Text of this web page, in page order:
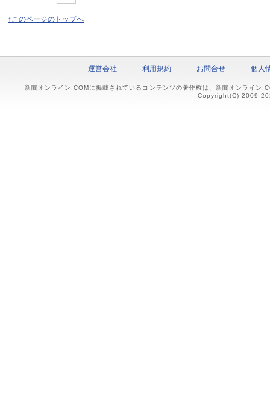
↑このページのトップへ
運営会社 利用規約 お問合せ 個人
新聞オンライン.COMに掲載されているコンテンツの著作権は、新聞オンライン
Copyright(C) 2009-